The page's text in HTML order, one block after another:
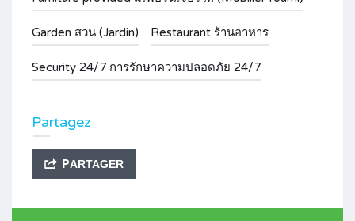
Garden สวน (Jardin) Restaurant ร้านอาหาร
Security 24/7 การรักษาความปลอดภัย 24/7
Partagez
PARTAGER